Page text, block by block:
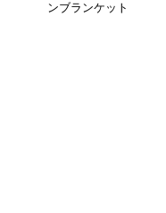
ンブランケット